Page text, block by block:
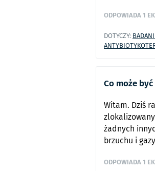
ODPOWIADA1
DOTYCZY:
Co może
Witam. Dziś
żadnych
brzuchu i
ODPOWIADA1